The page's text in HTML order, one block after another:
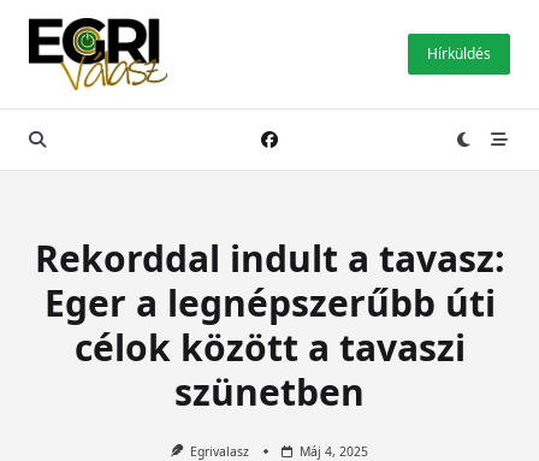
Skip
content
Hírküldés
Rekorddal indult a tavasz:
Eger a legnépszerűbb úti
célok között a tavaszi
szünetben
Egrivalasz Máj 4, 2025